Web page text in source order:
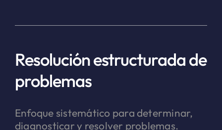
Resolución estructurada de
problemas
Enfoque sistemático para determinar,
diagnosticar y resolver problemas.